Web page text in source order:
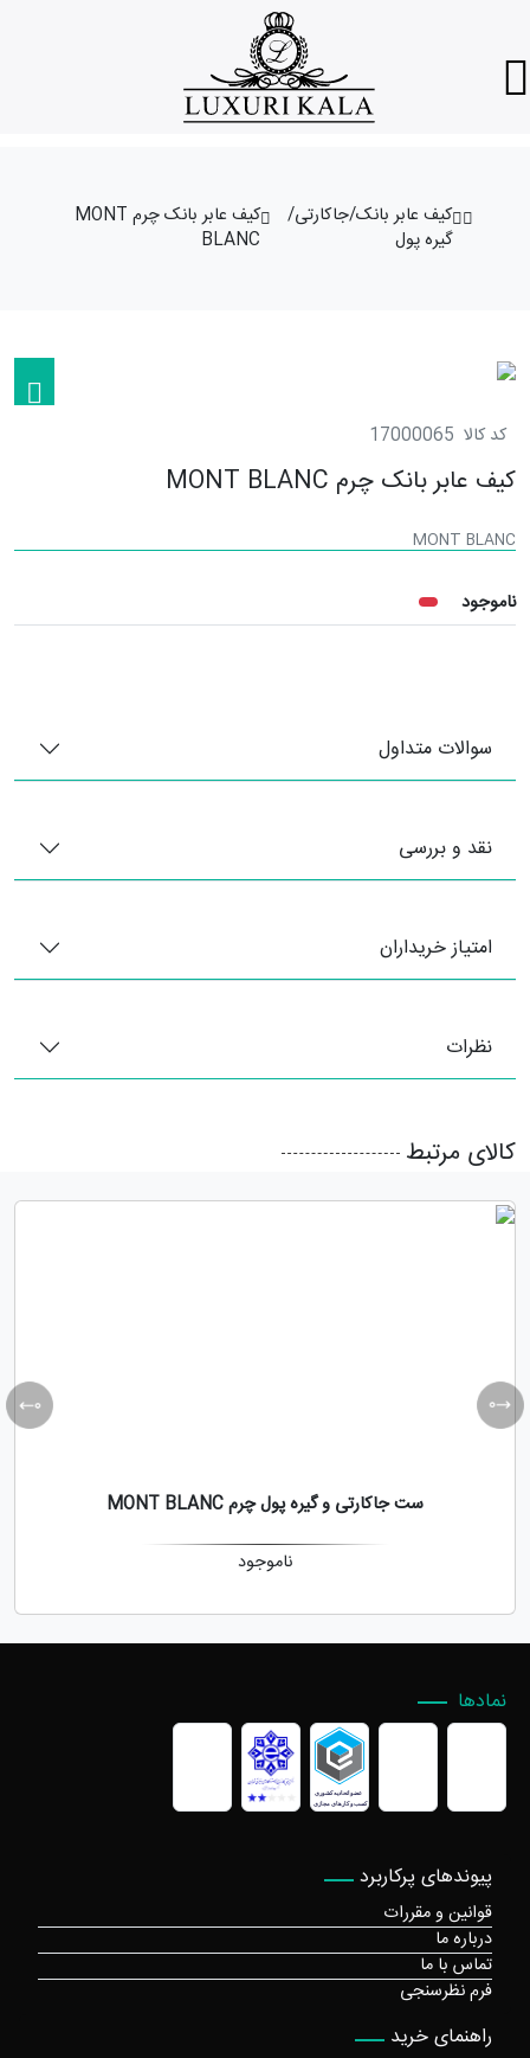
کیف عابر بانک/جاکارتی/
گیره پول
کیف عابر بانک چرم MONT
BLANC
کد کالا 17000065
کیف عابر بانک چرم MONT BLANC
MONT BLANC
ناموجود
سوالات متداول
نقد و بررسی
امتیاز خریداران
نظرات
کالای مرتبط
ست جاکارتی و گیره پول چرم MONT BLANC
ناموجود
پیوندهای پرکاربرد
قوانین و مقررات
درباره ما
تماس با ما
فرم نظرسنجی
راهنمای خرید
نمادها